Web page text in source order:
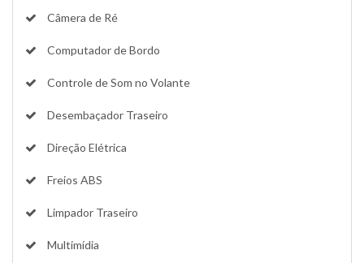
Câmera de Ré
Computador de Bordo
Controle de Som no Volante
Desembaçador Traseiro
Direção Elétrica
Freios ABS
Limpador Traseiro
Multimídia